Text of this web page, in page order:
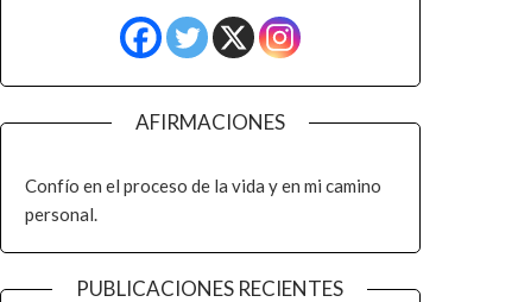
AFIRMACIONES
Confío en el proceso de la vida y en mi camino
personal.
PUBLICACIONES RECIENTES